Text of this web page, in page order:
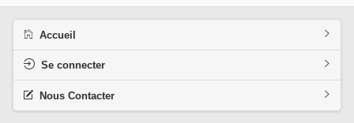
Accueil
Se connecter
Nous Contacter